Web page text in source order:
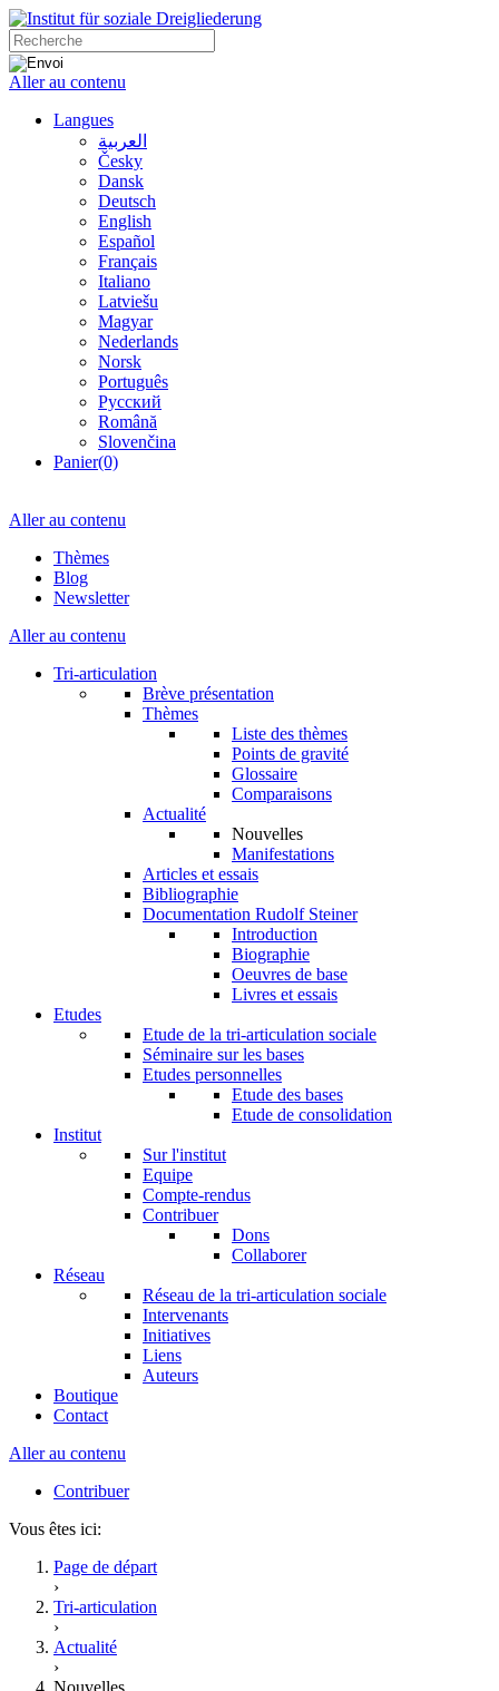
Aller au contenu
Langues
العربية
Česky
Dansk
Deutsch
English
Español
Français
Italiano
Latviešu
Magyar
Nederlands
Norsk
Português
Русский
Română
Slovenčina
Panier(0)
Aller au contenu
Thèmes
Blog
Newsletter
Aller au contenu
Tri-articulation
Brève présentation
Thèmes
Liste des thèmes
Points de gravité
Glossaire
Comparaisons
Actualité
Nouvelles
Manifestations
Articles et essais
Bibliographie
Documentation Rudolf Steiner
Introduction
Biographie
Oeuvres de base
Livres et essais
Etudes
Etude de la tri-articulation sociale
Séminaire sur les bases
Etudes personnelles
Etude des bases
Etude de consolidation
Institut
Sur l'institut
Equipe
Compte-rendus
Contribuer
Dons
Collaborer
Réseau
Réseau de la tri-articulation sociale
Intervenants
Initiatives
Liens
Auteurs
Boutique
Contact
Aller au contenu
Contribuer
Vous êtes ici:
Page de départ
›
Tri-articulation
›
Actualité
›
Nouvelles